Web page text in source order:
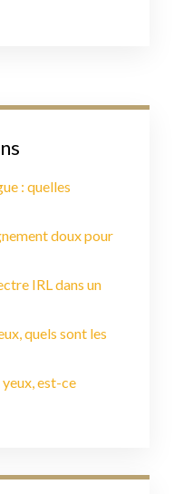
: quelles
doux pour
IRL dans un
quels sont les
est-ce